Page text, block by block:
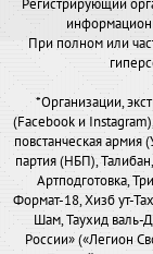
Регистрирующий
При полном или
*Организации,
(Facebook и
повстанческая армия
партия (НБП),
Артподготовка,
Формат-18, Хизб ут-
Шам, Таухид валь-
России» («Легион